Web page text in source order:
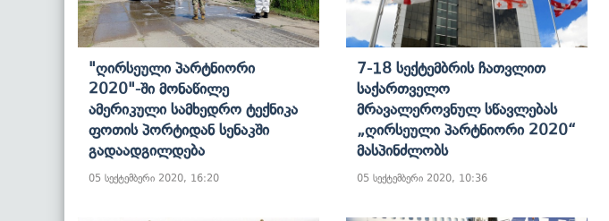
"ღირსეული Პარტნიორი
2020"-Ში Მონაწილე
Ამერიკული Სამხედრო Ტექნიკა
Ფოთის Პორტიდან Სენაკში
Გადაადგილდება
05 სექტემბერი 2020, 16:20
7-18 Სექტემბრის Ჩათვლით
Საქართველო
Მრავალეროვნულ Სწავლებას
„ღირსეული Პარტნიორი 2020“
Მასპინძლობს
05 სექტემბერი 2020, 10:36